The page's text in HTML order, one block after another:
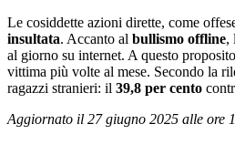
Le cosiddette azioni dirette, come
insultata. Accanto al bullismo offline,
al giorno su internet. A questo
vittima più volte al mese. Secondo la
ragazzi stranieri: il 39,8 per cento
Aggiornato il 27 giugno 2025 alle ore